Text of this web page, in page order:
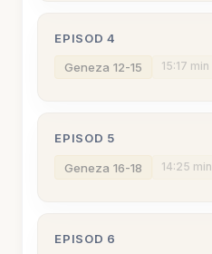
EPISOD 4
Geneza 12-15 15:17 min
EPISOD 5
Geneza 16-18 14:25 min
EPISOD 6